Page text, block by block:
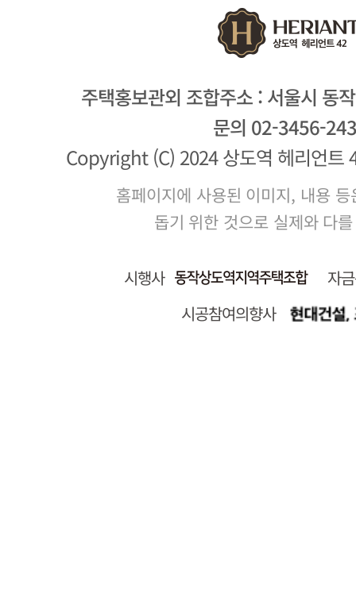
주택홍보관외 조합주소 : 서울시 동
문의 02-3456-
Copyright (C) 2024 상도역 헤리언
홈페이지에 사용된 이미지, 내용
돕기 위한 것으로 실제와 다
시행사
자
시공참여의향사